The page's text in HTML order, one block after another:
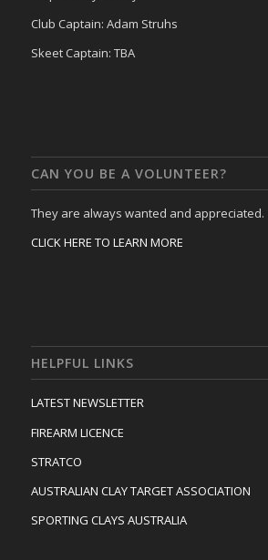
Club Captain: Adam Struhs
Skeet Captain: TBA
CAN YOU BE A VOLUNTEER?
They are always wanted and appreciated.
CLICK HERE TO LEARN MORE
HELPFUL LINKS
LATEST NEWSLETTER
FIREARM LICENCE
STRATCO
AUSTRALIAN CLAY TARGET ASSOCIATION
SPORTING CLAYS AUSTRALIA